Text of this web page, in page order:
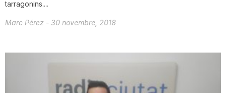
tarragonins....
Marc Pérez - 30 novembre, 2018